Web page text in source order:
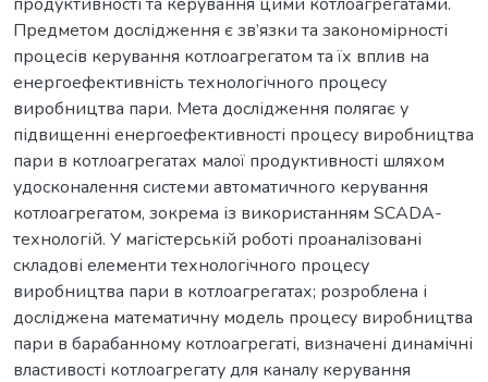
Предметом дослідження є зв’язки та закономірності
процесів керування котлоагрегатом та їх вплив на
енергоефективність технологічного процесу
виробництва пари. Мета дослідження полягає у
підвищенні енергоефективності процесу виробництва
пари в котлоагрегатах малої продуктивності шляхом
удосконалення системи автоматичного керування
котлоагрегатом, зокрема із використанням SCADA-
технологій. У магістерській роботі проаналізовані
складові елементи технологічного процесу
виробництва пари в котлоагрегатах; розроблена і
досліджена математичну модель процесу виробництва
пари в барабанному котлоагрегаті, визначені динамічні
властивості котлоагрегату для каналу керування